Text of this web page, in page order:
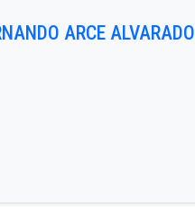
ARCE ALVARADO